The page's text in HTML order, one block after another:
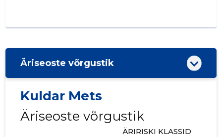
Äriseoste võrgustik
Kuldar Mets
Äriseoste võrgustik
ÄRIRISKI KLASSID